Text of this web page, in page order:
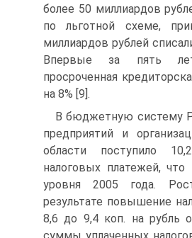
более 50 миллиардов
по льготной схеме,
миллиардов рублей
Впервые за пять
просроченная
на 8% [9].
В бюджетную систему
предприятий и
области поступило
налоговых платежей,
уровня 2005 года.
результате повышение
8,6 до 9,4 коп. на рубль